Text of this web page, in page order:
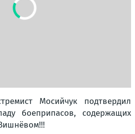
Мосийчук подтвердил
боеприпасов, содержащих